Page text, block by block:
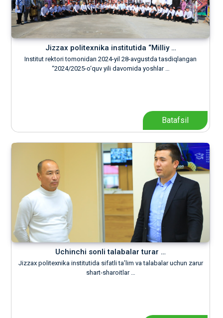
Jizzax politexnika institutida “Milliy …
Institut rektori tomonidan 2024-yil 28-avgustda tasdiqlangan
“2024/2025-o‘quv yili davomida yoshlar …
Batafsil
Uchinchi sonli talabalar turar …
Jizzax politexnika institutida sifatli ta’lim va talabalar uchun zarur
shart-sharoitlar …